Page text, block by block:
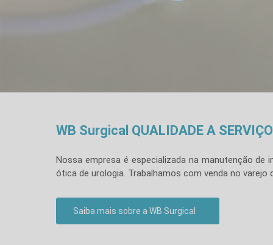
WB Surgical QUALIDADE A
Nossa empresa é especializada na manutenção
ótica de urologia. Trabalhamos com venda no
Saiba mais sobre a WB Surgical